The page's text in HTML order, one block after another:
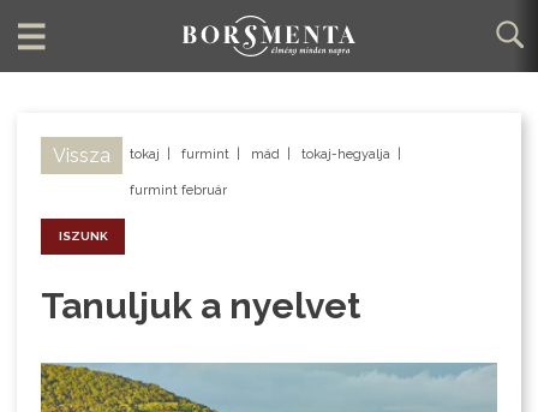
Vissza tokaj furmint mád tokaj-hegyalja
furmint február
ISZUNK
Tanuljuk a nyelvet